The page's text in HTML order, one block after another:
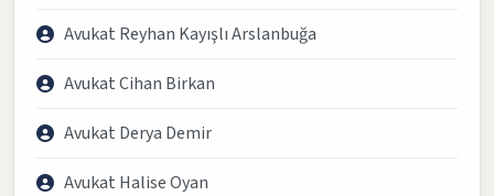
Avukat Reyhan Kayışlı Arslanbuğa
Avukat Cihan Birkan
Avukat Derya Demir
Avukat Halise Oyan